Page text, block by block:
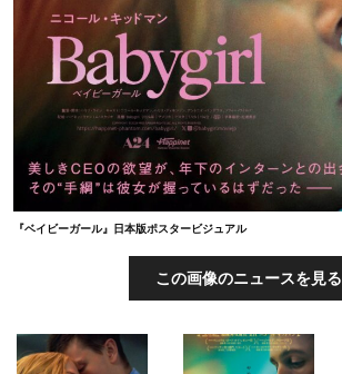
『ベイビーガール』日本版ポスタービジュアル
この画像のニュースを見る